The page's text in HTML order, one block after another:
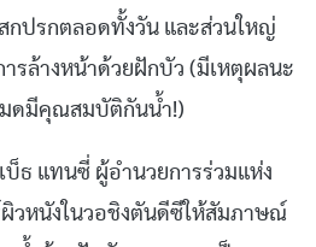
กปรกตลอดทั้งวัน และส่วนใหญ่
รล้างหน้าด้วยฝักบัว (มีเหตุผลนะ
ดมีคุณสมบัติกันน้ำ!)
ธ แทนซี่ ผู้อำนวยการร่วมแห่ง
วหนังในวอชิงตันดีซีให้สัมภาษณ์